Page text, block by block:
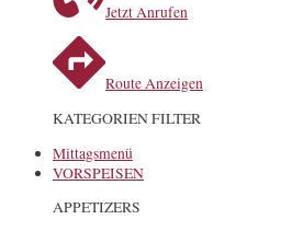
Jetzt Anrufen
Route Anzeigen
KATEGORIEN FILTER
Mittagsmenü
VORSPEISEN
APPETIZERS